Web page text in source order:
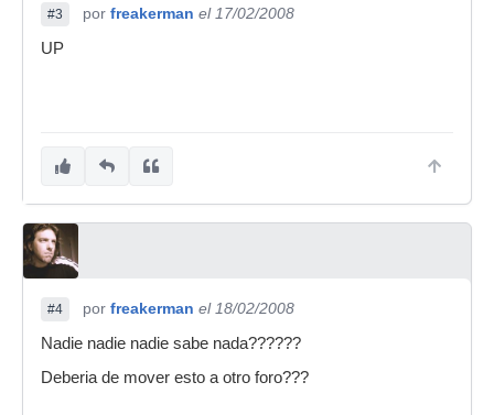
#3 por freakerman el 17/02/2008
UP
#4 por freakerman el 18/02/2008
Nadie nadie nadie sabe nada??????
Deberia de mover esto a otro foro???